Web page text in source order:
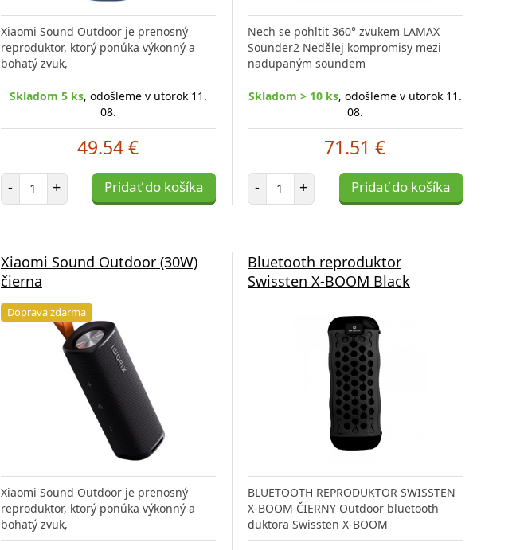
Xiaomi Sound Outdoor je prenosný
reproduktor, ktorý ponúka výkonný a
bohatý zvuk,
Skladom 5 ks, odošleme v utorok 11.
08.
49.54 €
- Počet položiek
+ Pridať do košíka
Nech se pohltit 360° zvukem LAMAX
Sounder2 Nedělej kompromisy mezi
nadupaným soundem
Skladom > 10 ks, odošleme v utorok 11.
08.
71.51 €
- Počet položiek
+ Pridať do košíka
Xiaomi Sound Outdoor (30W)
čierna
Doprava zdarma
Xiaomi Sound Outdoor je prenosný
reproduktor, ktorý ponúka výkonný a
bohatý zvuk,
Bluetooth reproduktor
Swissten X-BOOM Black
BLUETOOTH REPRODUKTOR SWISSTEN
X-BOOM ČIERNY Outdoor bluetooth
duktora Swissten X-BOOM